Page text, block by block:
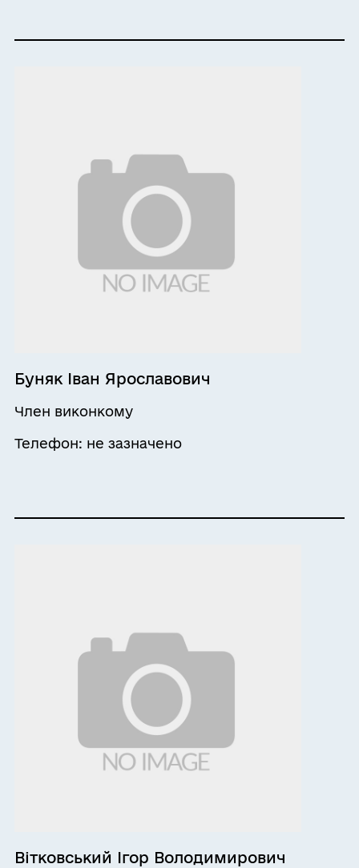
Буняк Іван Ярославович
Член виконкому
Телефон: не зазначено
Вітковський Ігор Володимирович